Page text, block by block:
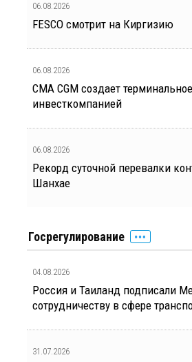
06.08.2026
FESCO смотрит на Киргизию
06.08.2026
CMA CGM создает
инвесткомпанией
06.08.2026
Рекорд суточной перевалки
Шанхае
Госрегулирование
04.08.2026
Россия и Таиланд подписали
сотрудничеству в сфере
31.07.2026